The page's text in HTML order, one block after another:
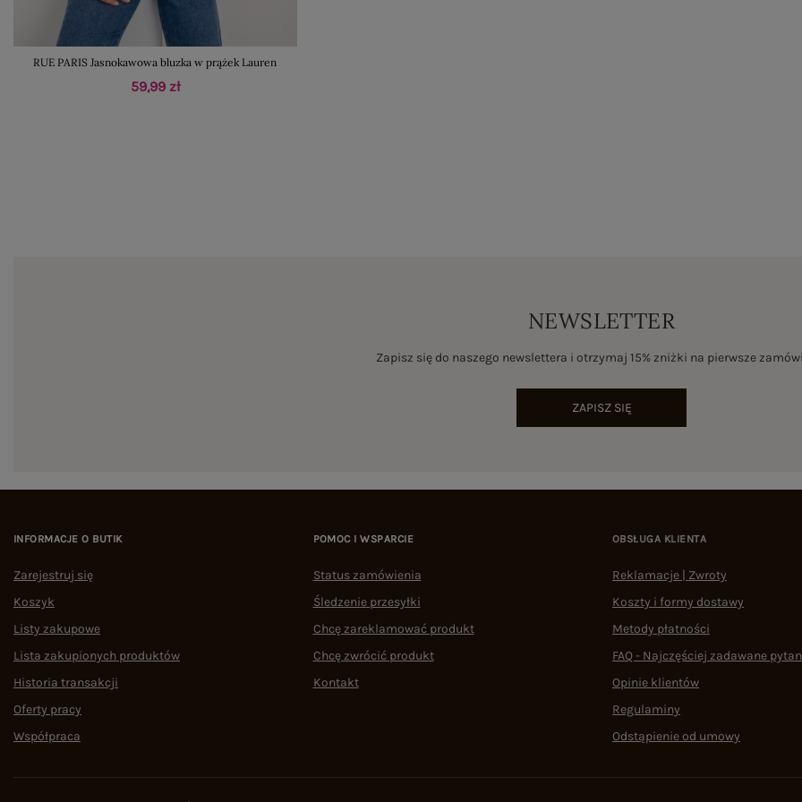
RUE PARIS Jasnokawowa bluzka w prążek Lauren
59,99 zł
NEWSLETTER
Zapisz się do naszego newslettera i otrzymaj 15% zniżki na pierwsze
ZAPISZ SIĘ
INFORMACJE O BUTIK
Zarejestruj się
Koszyk
Listy zakupowe
Lista zakupionych produktów
Historia transakcji
Oferty pracy
Współpraca
POMOC I WSPARCIE
Status zamówienia
Śledzenie przesyłki
Chcę zareklamować produkt
Chcę zwrócić produkt
Kontakt
OBSŁUGA KLIENTA
Reklamacje | Zwroty
Koszty i formy dostawy
Metody płatności
FAQ - Najczęściej zadawane
Opinie klientów
Regulaminy
Odstąpienie od umowy